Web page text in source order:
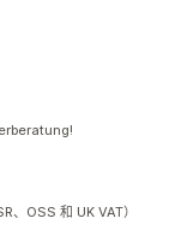
、OSS 和 UK VAT）